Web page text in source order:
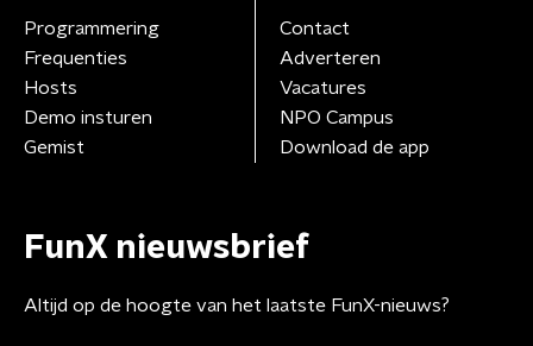
Programmering
Frequenties
Hosts
Demo insturen
Gemist
Contact
Adverteren
Vacatures
NPO Campus
Download de app
FunX nieuwsbrief
Altijd op de hoogte van het laatste FunX-nieuws?